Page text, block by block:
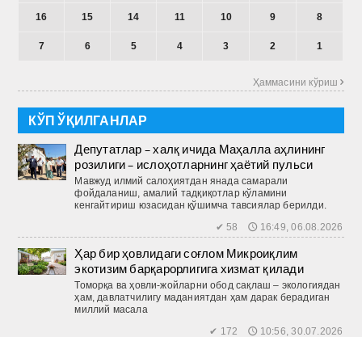
16 15 14 11 10 9 8
7 6 5 4 3 2 1
Ҳаммасини кўриш 
КЎП ЎҚИЛГАНЛАР
Депутатлар – халқ ичида Маҳалла аҳлининг
розилиги – ислоҳотларнинг ҳаётий пульси
Мавжуд илмий салоҳиятдан янада самарали
фойдаланиш, амалий тадқиқотлар кўламини
кенгайтириш юзасидан қўшимча тавсиялар берилди.
✔ 58 🕔 16:49, 06.08.2026
Ҳар бир ҳовлидаги соғлом Микроиқлим
экотизим барқарорлигига хизмат қилади
Томорқа ва ҳовли-жойларни обод сақлаш – экологиядан
ҳам, давлатчилигу маданиятдан ҳам дарак берадиган
миллий масала
✔ 172 🕔 10:56, 30.07.2026